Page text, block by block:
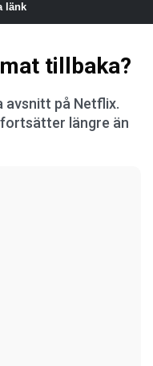
länk
tillbaka?
avsnitt på Netflix.
längre än